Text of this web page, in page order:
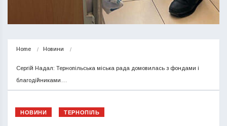
Home Новини
Сергій Надал: Тернопільська міська рада домовилась з фондами і
благодійниками…
НОВИНИ ТЕРНОПІЛЬ